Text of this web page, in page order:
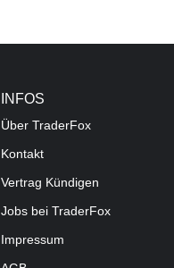
INFOS
Über TraderFox
Kontakt
Vertrag Kündigen
Jobs bei TraderFox
Impressum